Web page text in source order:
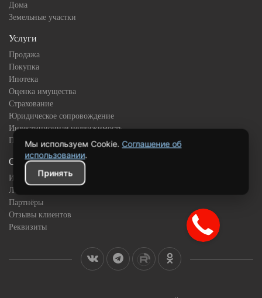
Дома
Земельные участки
Услуги
Продажа
Покупка
Ипотека
Оценка имущества
Страхование
Юридическое сопровождение
Инвестиционная недвижимость
Подбор квартиры в новостройке
О компании
История
Лицензии и сертификаты
Партнёры
Отзывы клиентов
Реквизиты
Мы используем Cookie. Соглашение об
использовании.
Принять